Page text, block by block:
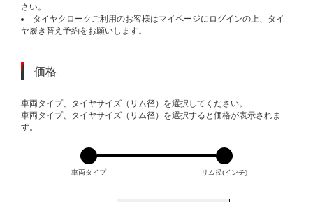
さい。
タイヤクロークご利用のお客様はマイページにログインの上、タイ
ヤ履き替え予約をお願いします。
価格
VARIATIONS
車両タイプ、タイヤサイズ（リム径）を選択してください。
車両タイプ、タイヤサイズ（リム径）を選択すると価格が表示されま
す。
車両タイプ リム径(インチ)